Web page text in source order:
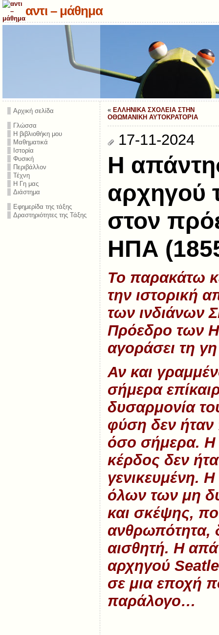
αντι – μάθημα
Αρχική σελίδα
Γλώσσα
Η βιβλιοθήκη μου
Μαθηματικά
Ιστορία
Φυσική
Περιβάλλον
Τέχνη
Η Γη μας
Διάστημα
Εφημερίδα της τάξης
Δραστηριότητες της Τάξης
« ΕΛΛΗΝΙΚΑ ΣΧΟΛΕΙΑ ΣΤΗΝ
ΟΘΩΜΑΝΙΚΗ ΑΥΤΟΚΡΑΤΟΡΙΑ
17-11-2024
Η
αρχηγού
στον
ΗΠΑ
Το παρακάτω
την ιστορική
των ινδιάνων
Πρόεδρο των
αγοράσει τη
Αν και
σήμερα
δυσαρμονία
φύση δεν ήταν
όσο σήμερα. Η
κέρδος δεν
γενικευμένη.
όλων των μη
και σκέψης,
ανθρωπότητα,
αισθητή. Η
αρχηγού Seatle
σε μια εποχή
παράλογο…